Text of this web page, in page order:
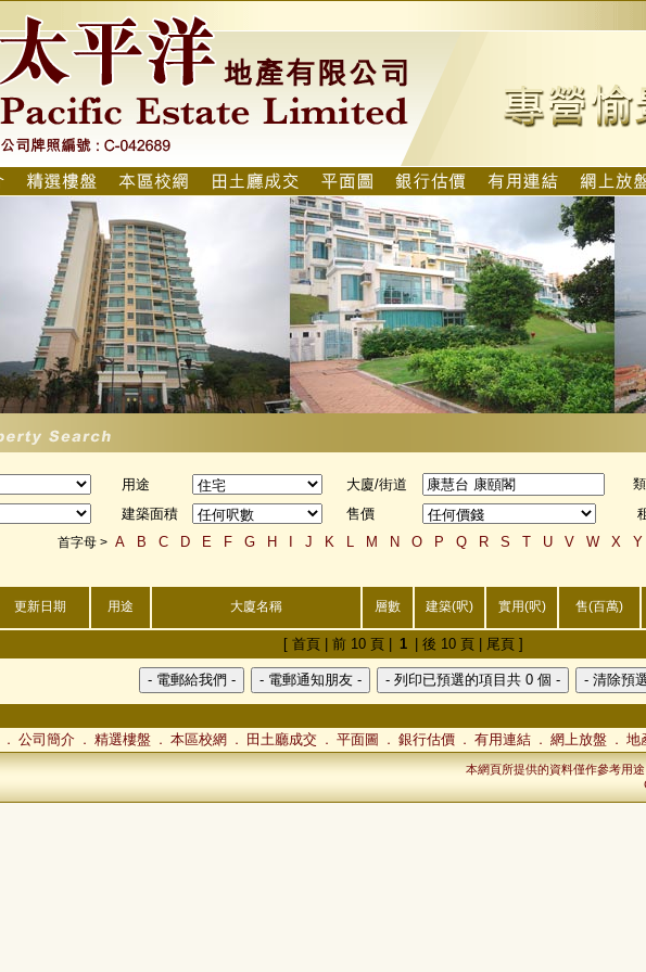
用途 大廈/街道
建築面積 售價
首字母 > A B C D E F G H J K L M N O P Q R S T U V W X Y
更新日期 用途 大廈名稱 層數 建築(呎) 實用(呎) 售(百萬)
[ 首頁 | 前 10 頁 | 1 | 後 10 頁 | 尾頁 ]
． 公司簡介 ． 精選樓盤 ． 本區校網 ． 田土廳成交 ． 平面圖 ． 銀行估價 ． 有用連結 ． 網上放盤 ． 地
本網頁所提供的資料僅作參考用